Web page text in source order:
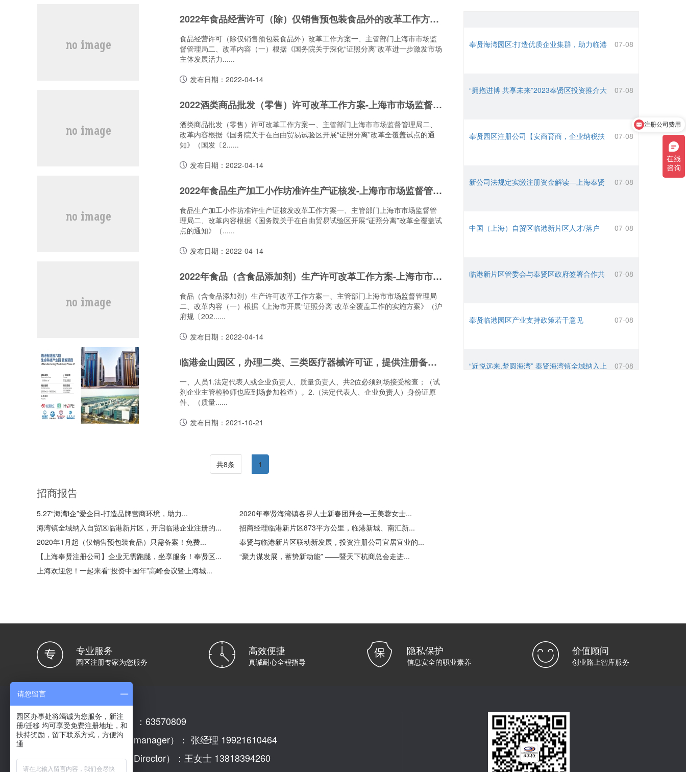
2022年食品经营许可（除）仅销售预包装食品外的改革工作方案-上海市市场监督管理局 “证照分离”改革文件
食品经营许可（除仅销售预包装食品外）改革工作方案一、主管部门上海市市场监
督管理局二、改革内容（一）根据《国务院关于深化“证照分离”改革进一步激发市场
主体发展活力......
发布日期：2022-04-14
2022酒类商品批发（零售）许可改革工作方案-上海市市场监督管理局 “证照分离”改革文件
酒类商品批发（零售）许可改革工作方案一、主管部门上海市市场监督管理局二、
改革内容根据《国务院关于在自由贸易试验区开展“证照分离”改革全覆盖试点的通
知》（国发〔2......
发布日期：2022-04-14
2022年食品生产加工小作坊准许生产证核发-上海市市场监督管理局 “证照分离”改革文件
食品生产加工小作坊准许生产证核发改革工作方案一、主管部门上海市市场监督管
理局二、改革内容根据《国务院关于在自由贸易试验区开展“证照分离”改革全覆盖试
点的通知》（......
发布日期：2022-04-14
2022年食品（含食品添加剂）生产许可改革工作方案​-上海市市场监督管理局 “证照分离”改革文件
食品（含食品添加剂）生产许可改革工作方案一、主管部门上海市市场监督管理局
二、改革内容（一）根据《上海市开展“证照分离”改革全覆盖工作的实施方案》（沪
府规〔202......
发布日期：2022-04-14
临港金山园区，办理二类、三类医疗器械许可证，提供注册备案地址一条龙营业执照+许可证（详细说明）
一、人员1.法定代表人或企业负责人、质量负责人、共2位必须到场接受检查；（试
剂企业主管检验师也应到场参加检查）。2.（法定代表人、企业负责人）身份证原
件、（质量......
发布日期：2021-10-21
共8条 1
招商报告
5.27“海湾i企”爱企日-打造品牌营商环境，助力...
2020年奉贤海湾镇各界人士新春团拜会—王美蓉女士...
海湾镇全域纳入自贸区临港新片区，开启临港企业注册的...
招商经理临港新片区873平方公里，临港新城、南汇新...
2020年1月起（仅销售预包装食品）只需备案！免费...
奉贤与临港新片区联动新发展，投资注册公司宜居宜业的...
【上海奉贤注册公司】企业无需跑腿，坐享服务！奉贤区...
“聚力谋发展，蓄势新动能” ——暨天下杭商总会走进...
上海欢迎您！一起来看“投资中国年”高峰会议暨上海城...
专业服务
园区注册专家为您服务
高效便捷
真诚耐心全程指导
隐私保护
信息安全的职业素养
价值顾问
创业路上智库服务
园区办事处电话（Tel）：63570809
园区办事处招商经理（manager）： 张经理 19921610464
园区办事处招商主任（Director）：王女士 13818394260
注册公司流程
请您留言
园区办事处将竭诚为您服务，新注
册/迁移 均可享受免费注册地址，和
扶持奖励，留下联系方式，方便沟
通